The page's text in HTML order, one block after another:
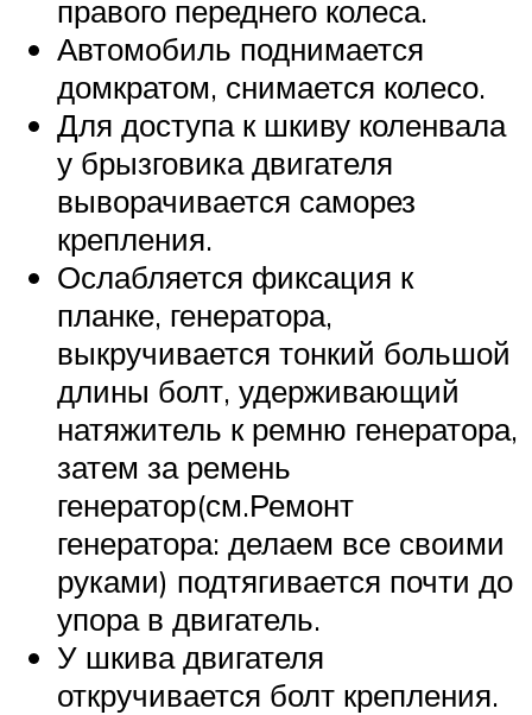
правого переднего колеса.
Автомобиль поднимается
домкратом, снимается колесо.
Для доступа к шкиву коленвала
у брызговика двигателя
выворачивается саморез
крепления.
Ослабляется фиксация к
планке, генератора,
выкручивается тонкий большой
длины болт, удерживающий
натяжитель к ремню генератора,
затем за ремень
генератор(см.Ремонт
генератора: делаем все своими
руками) подтягивается почти до
упора в двигатель.
У шкива двигателя
откручивается болт крепления.